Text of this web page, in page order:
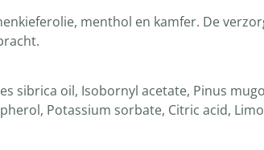
menthol en kamfer. De
sibrica oil, Isobornyl acetate, Pinus
Potassium sorbate, Citric acid,